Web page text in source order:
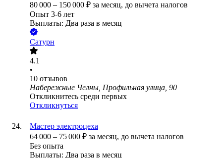
80 000 – 150 000 ₽ за месяц, до вычета налогов
Опыт 3-6 лет
Выплаты: Два раза в месяц
Сатурн
4.1
•
10 отзывов
Набережные Челны, Профильная улица, 90
Откликнитесь среди первых
Откликнуться
Мастер электроцеха
64 000 – 75 000 ₽ за месяц, до вычета налогов
Без опыта
Выплаты: Два раза в месяц